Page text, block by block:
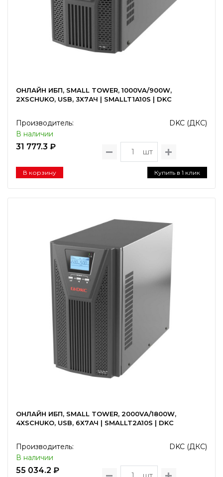
ОНЛАЙН ИБП, SMALL TOWER, 1000VA/900W,
2XSCHUKO, USB, 3X7АЧ | SMALLT1A10S | DKC
Производитель:
DKC (ДКС)
В наличии
31 777.3 ₽
шт
В корзину Купить в 1 клик
ОНЛАЙН ИБП, SMALL TOWER, 2000VA/1800W,
4XSCHUKO, USB, 6X7АЧ | SMALLT2A10S | DKC
Производитель:
DKC (ДКС)
В наличии
55 034.2 ₽